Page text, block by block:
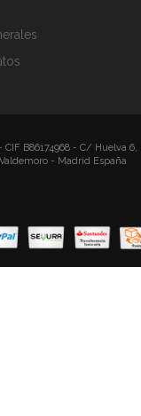
6 Niveles De
79,90 € 54,90 €
B86174968 - C/ Huelva 6,
Valdemoro - Madrid España